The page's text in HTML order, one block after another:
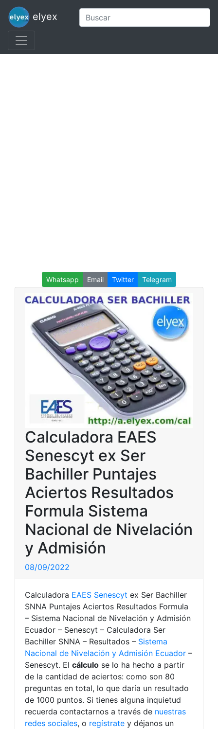
elyex
Whatsapp Email Twitter Telegram
Calculadora EAES
Senescyt ex Ser
Bachiller Puntajes
Aciertos Resultados
Formula Sistema
Nacional de Nivelación
y Admisión
08/09/2022
Calculadora EAES Senescyt ex Ser Bachiller
SNNA Puntajes Aciertos Resultados Formula
– Sistema Nacional de Nivelación y Admisión
Ecuador – Senescyt – Calculadora Ser
Bachiller SNNA – Resultados – Sistema
Nacional de Nivelación y Admisión Ecuador –
Senescyt. El cálculo se lo ha hecho a partir
de la cantidad de aciertos: como son 80
preguntas en total, lo que daría un resultado
de 1000 puntos. Si tienes alguna inquietud
recuerda contactarnos a través de nuestras
redes sociales, o regístrate y déjanos un